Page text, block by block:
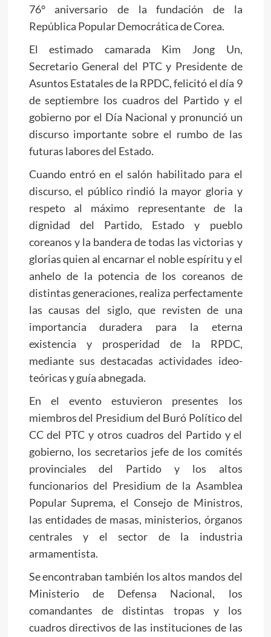
76° aniversario de la fundación de la
República Popular Democrática de Corea.
El estimado camarada Kim Jong Un,
Secretario General del PTC y Presidente de
Asuntos Estatales de la RPDC, felicitó el día 9
de septiembre los cuadros del Partido y el
gobierno por el Día Nacional y pronunció un
discurso importante sobre el rumbo de las
futuras labores del Estado.
Cuando entró en el salón habilitado para el
discurso, el público rindió la mayor gloria y
respeto al máximo representante de la
dignidad del Partido, Estado y pueblo
coreanos y la bandera de todas las victorias y
glorias quien al encarnar el noble espíritu y el
anhelo de la potencia de los coreanos de
distintas generaciones, realiza perfectamente
las causas del siglo, que revisten de una
importancia duradera para la eterna
existencia y prosperidad de la RPDC,
mediante sus destacadas actividades ideo-
teóricas y guía abnegada.
En el evento estuvieron presentes los
miembros del Presidium del Buró Político del
CC del PTC y otros cuadros del Partido y el
gobierno, los secretarios jefe de los comités
provinciales del Partido y los altos
funcionarios del Presidium de la Asamblea
Popular Suprema, el Consejo de Ministros,
las entidades de masas, ministerios, órganos
centrales y el sector de la industria
armamentista.
Se encontraban también los altos mandos del
Ministerio de Defensa Nacional, los
comandantes de distintas tropas y los
cuadros directivos de las instituciones de las